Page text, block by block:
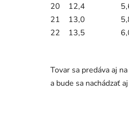
20
12,4
21
13,0
22
13,5
Tovar sa predáva aj
a bude sa nachádzať